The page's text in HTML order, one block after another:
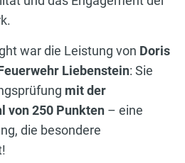
war die Leistung von Doris
Liebenstein: Sie
mit der
von 250 Punkten – eine
die besondere